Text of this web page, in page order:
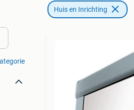
Huis en Inrichting